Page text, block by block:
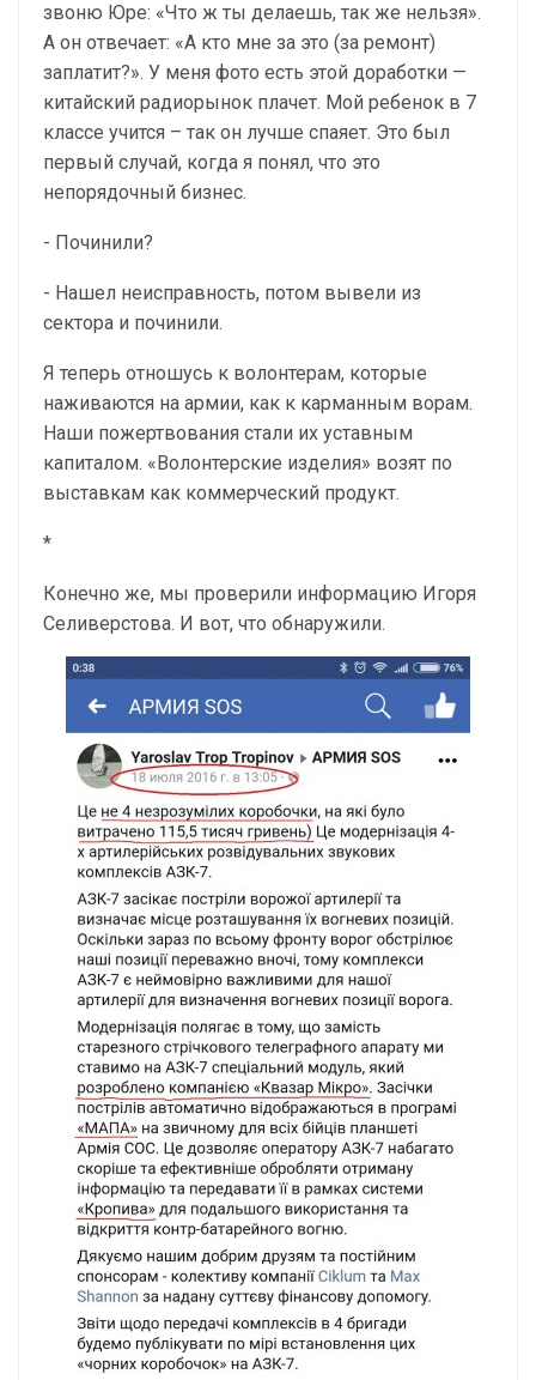
звоню Юре: «Что ж ты делаешь, так же нельзя».
А он отвечает: «А кто мне за это (за ремонт)
заплатит?». У меня фото есть этой доработки —
китайский радиорынок плачет. Мой ребенок в 7
классе учится – так он лучше спаяет. Это был
первый случай, когда я понял, что это
непорядочный бизнес.
- Починили?
- Нашел неисправность, потом вывели из
сектора и починили.
Я теперь отношусь к волонтерам, которые
наживаются на армии, как к карманным ворам.
Наши пожертвования стали их уставным
капиталом. «Волонтерские изделия» возят по
выставкам как коммерческий продукт.
*
Конечно же, мы проверили информацию Игоря
Селиверстова. И вот, что обнаружили.